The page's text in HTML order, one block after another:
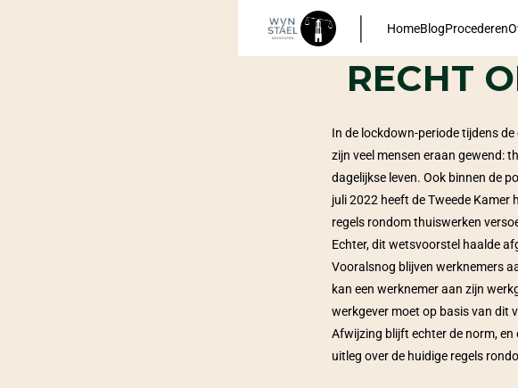
HomeBlogProcederen
RECHT
In de lockdown-periode tijdens
zijn veel mensen eraan gewend:
dagelijkse leven. Ook binnen de
juli 2022 heeft de Tweede Kamer
regels rondom thuiswerken
Echter, dit wetsvoorstel haalde
Vooralsnog blijven werknemers
kan een werknemer aan zijn
werkgever moet op basis van dit
Afwijzing blijft echter de norm,
uitleg over de huidige regels